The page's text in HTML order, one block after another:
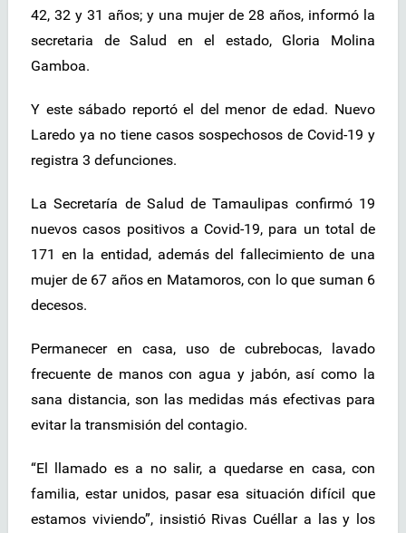
42, 32 y 31 años; y una mujer de 28 años, informó la
secretaria de Salud en el estado, Gloria Molina
Gamboa.
Y este sábado reportó el del menor de edad. Nuevo
Laredo ya no tiene casos sospechosos de Covid-19 y
registra 3 defunciones.
La Secretaría de Salud de Tamaulipas confirmó 19
nuevos casos positivos a Covid-19, para un total de
171 en la entidad, además del fallecimiento de una
mujer de 67 años en Matamoros, con lo que suman 6
decesos.
Permanecer en casa, uso de cubrebocas, lavado
frecuente de manos con agua y jabón, así como la
sana distancia, son las medidas más efectivas para
evitar la transmisión del contagio.
“El llamado es a no salir, a quedarse en casa, con
familia, estar unidos, pasar esa situación difícil que
estamos viviendo”, insistió Rivas Cuéllar a las y los